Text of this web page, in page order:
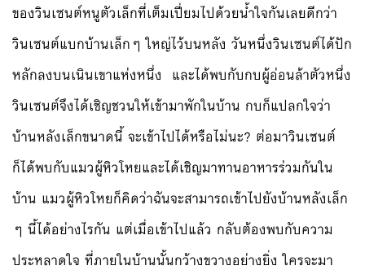
ของวินเซนต์หนูตัวเล็กที่เต็มเปี่ยมไปด้วยน้ำใจกันเลยดีกว่า
วินเซนต์แบกบ้านเล็กๆ ใหญ่ไว้บนหลัง วันหนึ่งวินเซนต์ได้ปัก
หลักลงบนเนินเขาแห่งหนึ่ง และได้พบกับกบผู้อ่อนล้าตัวหนึ่ง
วินเซนต์จึงได้เชิญชวนให้เข้ามาพักในบ้าน กบก็แปลกใจว่า
บ้านหลังเล็กขนาดนี้ จะเข้าไปได้หรือไม่นะ? ต่อมาวินเซนต์
ก็ได้พบกับแมวผู้หิวโหยและได้เชิญมาทานอาหารร่วมกันใน
บ้าน แมวผู้หิวโหยก็คิดว่าฉันจะสามารถเข้าไปยังบ้านหลังเล็ก
ๆ นี้ได้อย่างไรกัน แต่เมื่อเข้าไปแล้ว กลับต้องพบกับความ
ประหลาดใจ ที่ภายในบ้านนั้นกว้างขวางอย่างยิ่ง ใครจะมา